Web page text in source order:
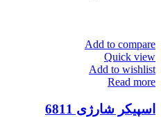
Add to compare
Quick view
Add to wishlist
Read more
اسپیکر شارژی 6811